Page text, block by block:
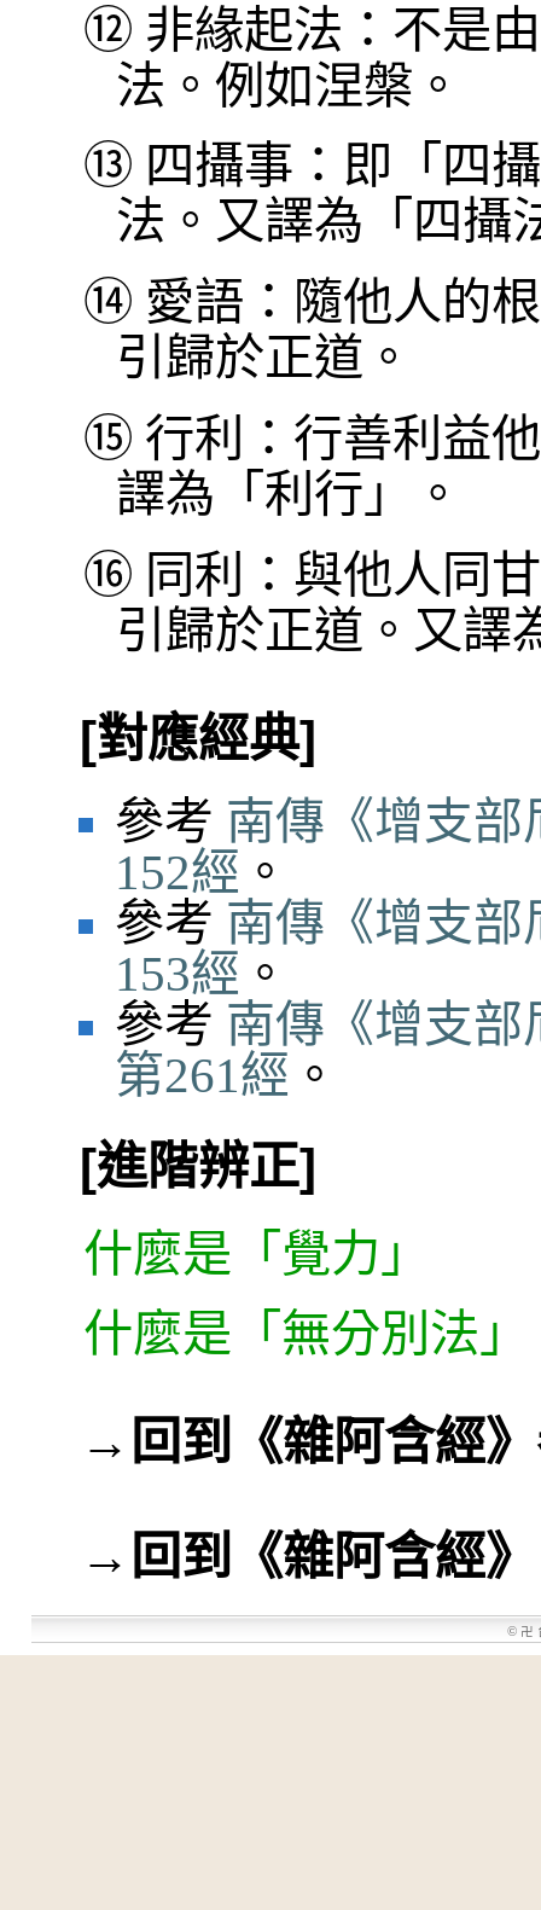
⑫ 非緣起法：不是
法。例如涅槃。
⑬ 四攝事：即「四
法。又譯為「四攝
⑭ 愛語：隨他人的
引歸於正道。
⑮ 行利：行善利益
譯為「利行」。
⑯ 同利：與他人同
引歸於正道。又譯
[對應經典]
參考 南傳《增支部
152經 。
參考 南傳《增支部
153經 。
參考 南傳《增支部
第261經 。
[進階辨正]
什麼是「覺力」
什麼是「無分別法」
→ 回到《雜阿含經
→ 回到《雜阿含經》
© 卍